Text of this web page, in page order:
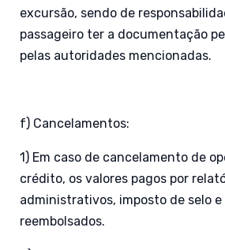
excursão, sendo de
passageiro ter a documentação
pelas autoridades mencionadas.
f) Cancelamentos:
1) Em caso de cancelamento de
crédito, os valores pagos por
administrativos, imposto de selo
reembolsados.